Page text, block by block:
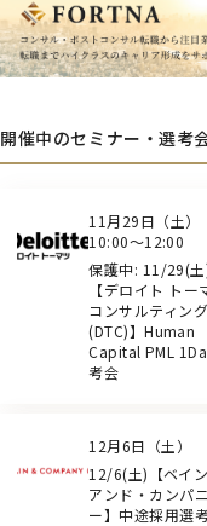
開催中のセミナー・選考
11月29日（土）
10:00～12:00
保護中: 11/29(
【デロイト トー
コンサルティング
(DTC)】Human
Capital PML
考会
12月6日（土）
12/6(土)【ベイン
アンド・カンパニ
ー】中途採用選